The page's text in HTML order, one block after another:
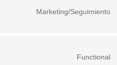
Marketing/Seguimiento
Functional